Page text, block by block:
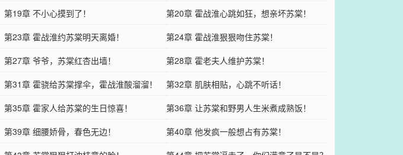
第19章 不小心摸到了！
第20章 霍战淮心跳如狂，想亲坏苏棠！
第23章 霍战淮约苏棠明天离婚！
第24章 霍战淮狠狠吻住苏棠！
第27章 爷爷，苏棠红杏出墙！
第28章 霍老夫人维护苏棠！
第31章 霍骁给苏棠撑伞，霍战淮酸溜溜！
第32章 肌肤相贴，心跳不听话！
第35章 霍家人给苏棠的生日惊喜！
第36章 让苏棠和野男人生米煮成熟饭！
第39章 细腰娇骨，春色无边！
第40章 他发疯一般想占有苏棠！